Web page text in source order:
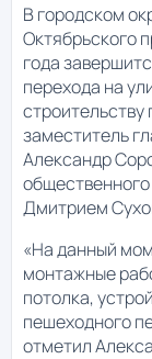
В городском
Октябрьского
года
перехода на
заместитель
Александр
Дмитрием
«На данный
монтажные
потолка,
пешеходного
отметил